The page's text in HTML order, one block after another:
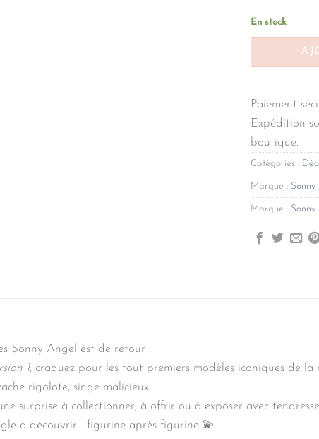
En stock
Paiement
Expédition
boutique.
Catégories :
Marque : Sonny
Marque : Sonny
Sonny Angel est de retour !
1, craquez pour les tout premiers modèles iconiques de
rigolote, singe malicieux…
surprise à collectionner, à offrir ou à exposer avec
à découvrir… figurine après figurine 💫